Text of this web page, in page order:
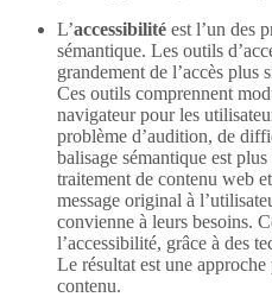
L’accessibilité est l’un des
sémantique. Les outils
grandement de l’accès
Ces outils comprennent
navigateur pour les
problème d’audition, de
balisage sémantique est
traitement de contenu web
message original à
convienne à leurs besoins.
l’accessibilité, grâce à des
Le résultat est une
contenu.